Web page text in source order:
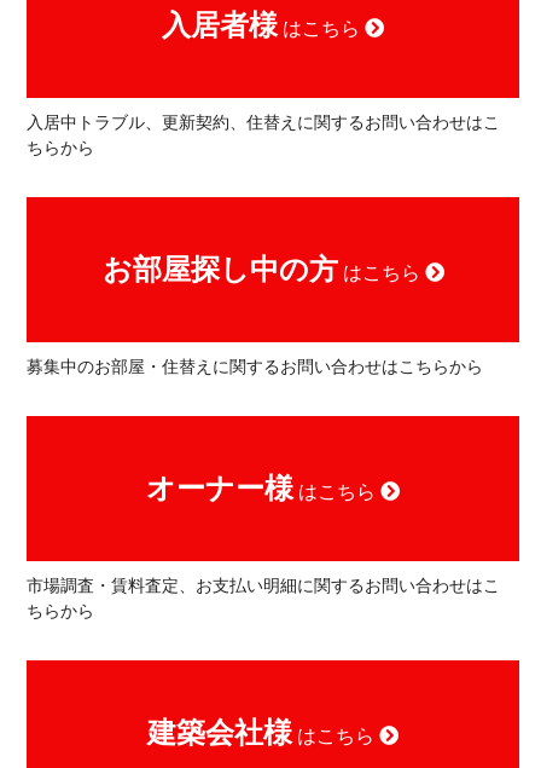
入居者様 はこちら
入居中トラブル、更新契約、住替えに関するお問い合わせはこ
ちらから
お部屋探し中の方 はこちら
募集中のお部屋・住替えに関するお問い合わせはこちらから
オーナー様 はこちら
市場調査・賃料査定、お支払い明細に関するお問い合わせはこ
ちらから
建築会社様 はこちら